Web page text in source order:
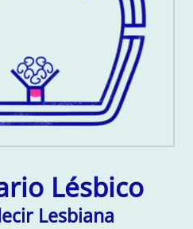
Lésbico
Lesbiana